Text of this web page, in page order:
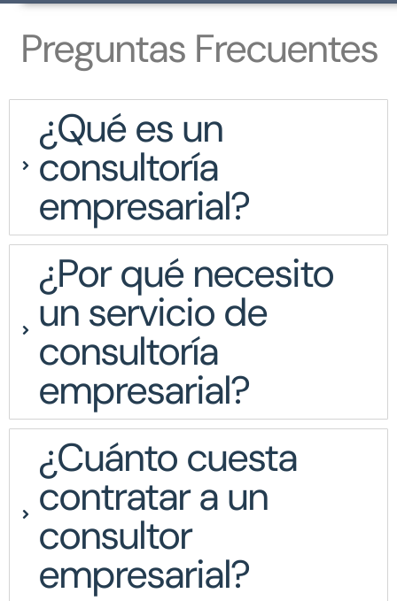
Preguntas Frecuentes
¿Qué es un
consultoría
empresarial?
¿Por qué necesito
un servicio de
consultoría
empresarial?
¿Cuánto cuesta
contratar a un
consultor
empresarial?